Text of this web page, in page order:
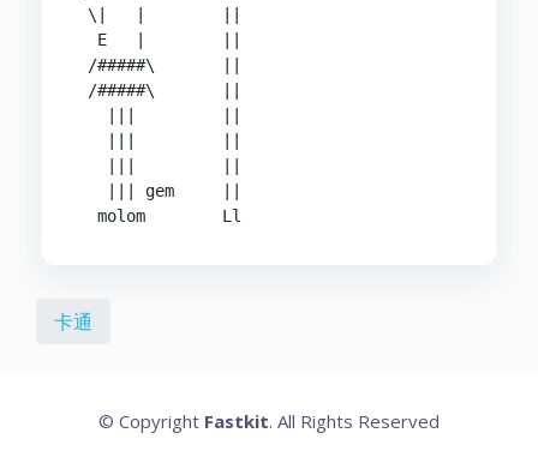
\|   |        ||
  E   |        ||
/#####\       ||
/#####\       ||
   ||| gem     ||
  molom        Ll
卡通
© Copyright Fastkit. All Rights Reserved